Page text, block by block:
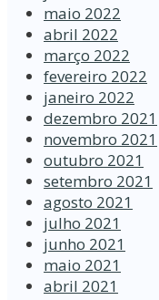
maio 2022
abril 2022
março 2022
fevereiro 2022
janeiro 2022
dezembro 2021
novembro 2021
outubro 2021
setembro 2021
agosto 2021
julho 2021
junho 2021
maio 2021
abril 2021